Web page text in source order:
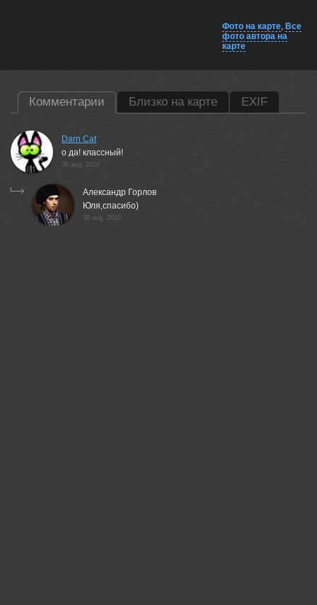
Фото на карте, Все
фото автора на
карте
Комментарии Близко на карте EXIF
Darn Cat
о да! классный!
30 aug, 2010
Александр Горлов
Юля,спасибо)
30 aug, 2010